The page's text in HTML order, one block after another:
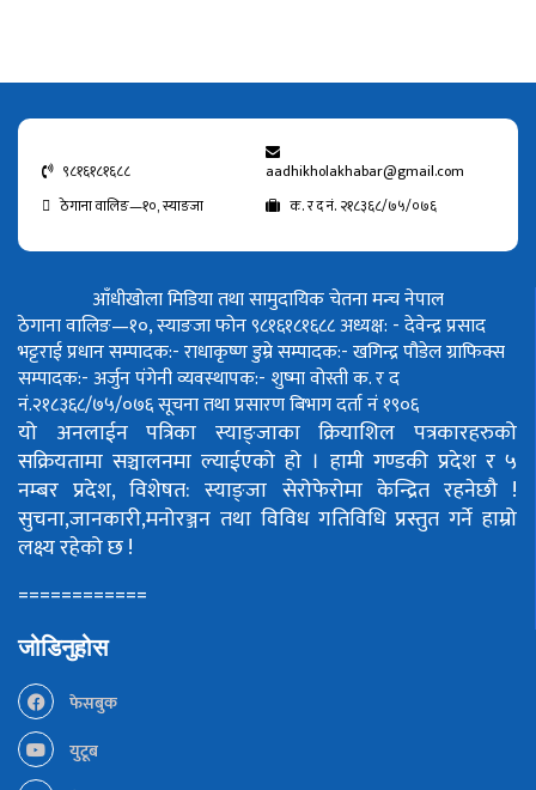
९८१६१८१६८८
aadhikholakhabar@gmail.com
ठेगाना वालिङ—१०, स्याङजा
क. र द नं. २१८३६८/७५/०७६
आँधीखोला मिडिया तथा सामुदायिक चेतना मन्च नेपाल
ठेगाना वालिङ—१०, स्याङजा फोन ९८१६१८१६८८अध्यक्ष: - देवेन्द्र प्रसाद
भट्टराईप्रधान सम्पादक:- राधाकृष्ण डुम्रेसम्पादक:- खगिन्द्र पौडेलग्राफिक्स
सम्पादक:- अर्जुन पंगेनीव्यवस्थापक:- शुष्मा वोस्तीक. र द
नं.२१८३६८/७५/०७६सूचना तथा प्रसारण बिभाग दर्ता नं १९०६
यो अनलाईन पत्रिका स्याङ्जाका क्रियाशिल पत्रकारहरुको
सक्रियतामा सञ्चालनमा ल्याईएको हो । हामी गण्डकी प्रदेश र ५
नम्बर प्रदेश, विशेषत: स्याङ्जा सेरोफेरोमा केन्द्रित रहनेछौ !
सुचना,जानकारी,मनोरञ्जन तथा विविध गतिविधि प्रस्तुत गर्ने हाम्रो
लक्ष्य रहेको छ !
============
जोडिनुहोस
फेसबुक
युटूब